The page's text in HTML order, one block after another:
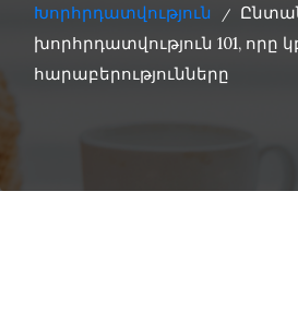
Խորհրդատվություն
/
խորհրդատվություն 101, որը
հարաբերությունները